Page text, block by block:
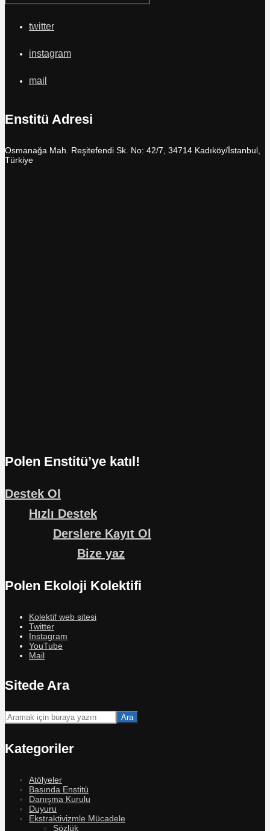
twitter
instagram
mail
Enstitü Adresi
Osmanağa Mah. Reşitefendi Sk. No: 42/7, 34714 Kadıköy/İstanbul,
Türkiye
Polen Enstitü’ye katıl!
Destek Ol
Hızlı Destek
Derslere Kayıt Ol
Bize yaz
Polen Ekoloji Kolektifi
Kolektif web sitesi
Twitter
Instagram
YouTube
Mail
Sitede Ara
Ara
Kategoriler
Atölyeler
Basında Enstitü
Danışma Kurulu
Duyuru
Ekstraktivizmle Mücadele
Sözlük